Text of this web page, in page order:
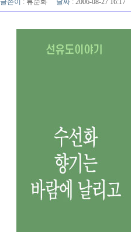
글쓴이 : 류순화 날짜: 2006-08-27 16:17